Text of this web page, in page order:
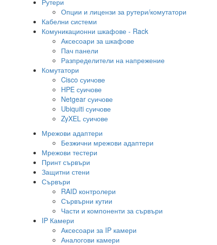
Рутери
Опции и лицензи за рутери/комутатори
Кабелни системи
Комуникационни шкафове - Rack
Аксесоари за шкафове
Пач панели
Разпределители на напрежение
Комутатори
Cisco суичове
HPE суичове
Netgear суичове
Ubiquiti суичове
ZyXEL суичове
Мрежови адаптери
Безжични мрежови адаптери
Мрежови тестери
Принт сървъри
Защитни стени
Сървъри
RAID контролери
Сървърни кутии
Части и компоненти за сървъри
IP Камери
Аксесоари за IP камери
Аналогови камери